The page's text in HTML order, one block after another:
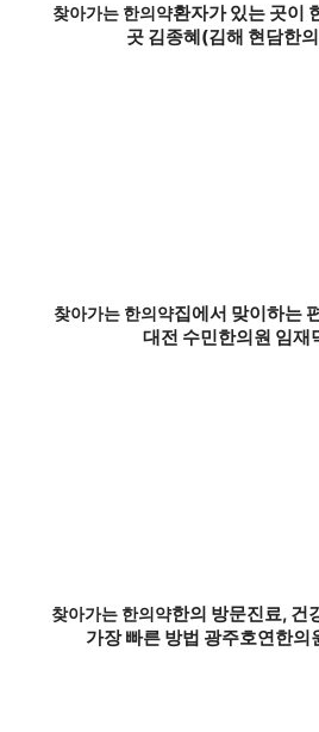
찾아가는 한의약환자가 있는 곳이
곳 김종혜(김해 현담한
찾아가는 한의약집에서 맞이하는
대전 수민한의원 임재
찾아가는 한의약한의 방문진료, 건
가장 빠른 방법 광주호연한의